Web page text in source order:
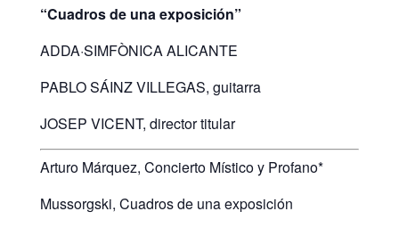
“Cuadros de una exposición”
ADDA·SIMFÒNICA ALICANTE
PABLO SÁINZ VILLEGAS, guitarra
JOSEP VICENT, director titular
Arturo Márquez, Concierto Místico y Profano*
Mussorgski, Cuadros de una exposición